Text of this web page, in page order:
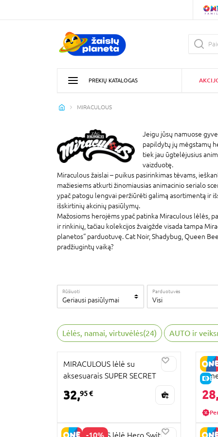
PREKIŲ KATALOGAS
MIRACULOUS
Jeigu jūsų namuose
papildytų jų mėgstamų
tiek jau ūgtelėjusius
vaizduotę.
Miraculous žaislai – puikus pasirinkimas tėvams,
mažiesiems atkurti žinomiausias animacinio serialo
ypač patogu lengvai peržiūrėti galimą asortimentą ir
išskirtinių akcinių pasiūlymų.
Mažosioms herojėms ypač patinka Miraculous lėlės,
ir rinkinių, tačiau kolekcijos žvaigžde visada tampa
planetos“ parduotuvę. Cat Noir, Shadybug, Queen
pradžiugintų vaiką?
Rūšiuoti
Geriausi pasiūlymai
Parduotuvės
Visi
Lėlės, namai, virtuvėlės(24) AUTO ir
MIRACULOUS lėlė su
aksesuarais SUPER SECRET
OUTFIT, 50355
32,95 €
E-
28,
-10%
MIRACULOUS lėlė Hero Switch